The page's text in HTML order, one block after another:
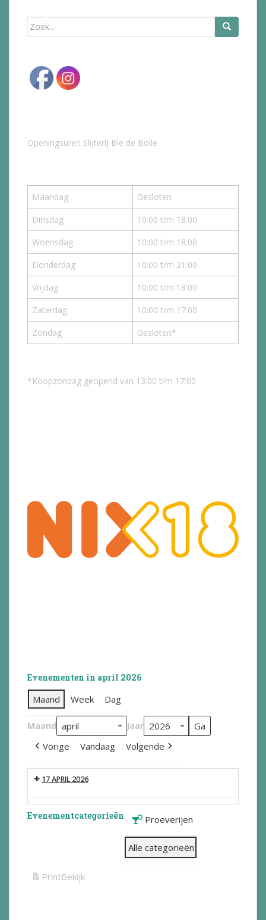
Zoek
Openingsuren Slijterij Bie de Bolle
Maandag
Gesloten
Dinsdag
10:00 t/m 18:00
Woensdag
10:00 t/m 18:00
Donderdag
10:00 t/m 21:00
Vrijdag
10:00 t/m 18:00
Zaterdag
10:00 t/m 17:00
Zondag
Gesloten*
*Koopzondag geopend van 13:00 t/m 17:00
Evenementen in april 2026
Maand Week Dag
Maand Jaar
Vorige Vandaag Volgende
17 APRIL 2026
Evenementcategorieën Proeverijen
Alle categorieën
PrintBekijk